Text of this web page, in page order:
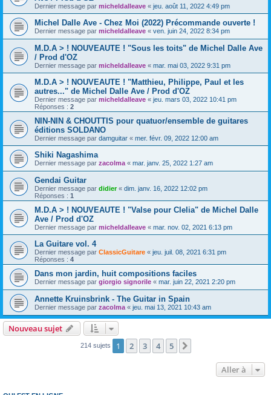
Dernier message par micheldalleave « jeu. août 11, 2022 4:49 pm
Michel Dalle Ave - Chez Moi (2022) Précommande ouverte !
Dernier message par micheldalleave « ven. juin 24, 2022 8:34 pm
M.D.A > ! NOUVEAUTE ! "Sous les toits" de Michel Dalle Ave
/ Prod d'OZ
Dernier message par micheldalleave « mar. mai 03, 2022 9:31 pm
M.D.A > ! NOUVEAUTE ! "Matthieu, Philippe, Paul et les
autres..." de Michel Dalle Ave / Prod d'OZ
Dernier message par micheldalleave « jeu. mars 03, 2022 10:41 pm
Réponses : 2
NIN-NIN & CHOUTTIS pour quatuor/ensemble de guitares
éditions SOLDANO
Dernier message par damguitar « mer. févr. 09, 2022 12:00 am
Shiki Nagashima
Dernier message par zacolma « mar. janv. 25, 2022 1:27 am
Gendai Guitar
Dernier message par didier« dim. janv. 16, 2022 12:02 pm
Réponses : 1
M.D.A > ! NOUVEAUTE ! "Valse pour Clelia" de Michel Dalle
Ave / Prod d'OZ
Dernier message par micheldalleave « mar. nov. 02, 2021 6:13 pm
La Guitare vol. 4
Dernier message par ClassicGuitare « jeu. juil. 08, 2021 6:31 pm
Réponses : 4
Dans mon jardin, huit compositions faciles
Dernier message par giorgio signorile « mar. juin 22, 2021 2:20 pm
Annette Kruinsbrink - The Guitar in Spain
Dernier message par zacolma « jeu. mai 13, 2021 10:43 am
Nouveau sujet
214 sujets 1 2 3 4 5
Aller à